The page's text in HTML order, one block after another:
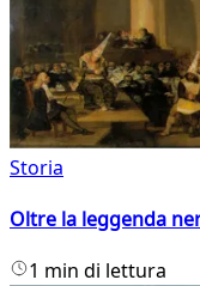
Storia
Oltre la leggenda
1 min di lettura